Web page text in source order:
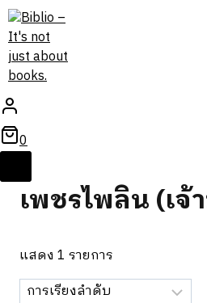
0
เพชรไพลิน (เจ้
แสดง 1 รายการ